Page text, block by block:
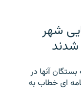
شهر
شدند
آنها در
ای خطاب به